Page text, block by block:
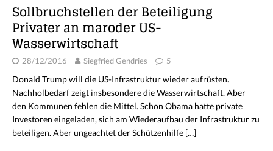
Sollbruchstellen der Beteiligung
Privater an maroder US-
Wasserwirtschaft
28/12/2016 Siegfried Gendries 5
Donald Trump will die US-Infrastruktur wieder aufrüsten.
Nachholbedarf zeigt insbesondere die Wasserwirtschaft. Aber
den Kommunen fehlen die Mittel. Schon Obama hatte private
Investoren eingeladen, sich am Wiederaufbau der Infrastruktur zu
beteiligen. Aber ungeachtet der Schützenhilfe […]